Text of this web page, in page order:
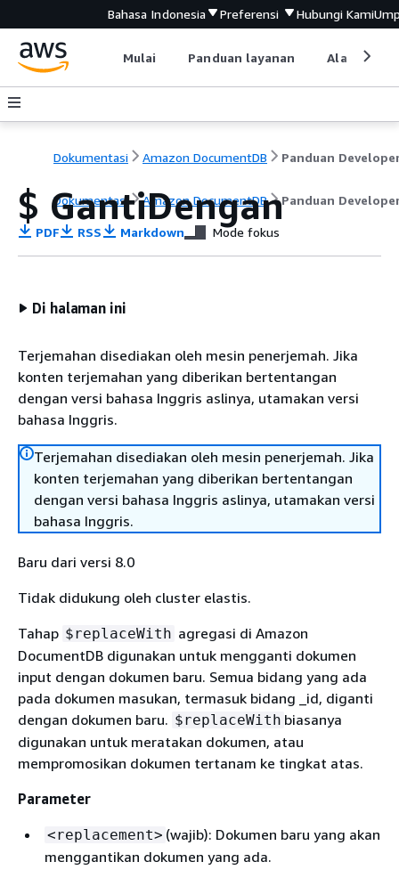
Bahasa Indonesia Preferensi Hubungi Kami
Mulai Panduan layanan Alat
Dokumentasi Amazon DocumentDB Panduan
Dokumentasi Amazon DocumentDB Panduan
$ GantiDengan
PDF RSS Markdown Mode fokus
Di halaman ini
Terjemahan disediakan oleh mesin penerjemah. Jika
konten terjemahan yang diberikan bertentangan
dengan versi bahasa Inggris aslinya, utamakan versi
bahasa Inggris.
Terjemahan disediakan oleh mesin penerjemah. Jika
konten terjemahan yang diberikan bertentangan
dengan versi bahasa Inggris aslinya, utamakan versi
bahasa Inggris.
Baru dari versi 8.0
Tidak didukung oleh cluster elastis.
Tahap $replaceWith agregasi di Amazon
DocumentDB digunakan untuk mengganti dokumen
input dengan dokumen baru. Semua bidang yang ada
pada dokumen masukan, termasuk bidang _id, diganti
dengan dokumen baru. $replaceWith biasanya
digunakan untuk meratakan dokumen, atau
mempromosikan dokumen tertanam ke tingkat atas.
Parameter
<replacement> (wajib): Dokumen baru yang akan
menggantikan dokumen yang ada.